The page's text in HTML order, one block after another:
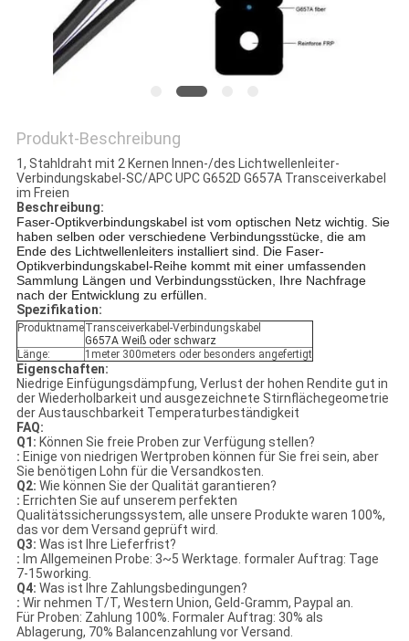
Produkt-Beschreibung
1, Stahldraht mit 2 Kernen Innen-/des Lichtwellenleiter-
Verbindungskabel-SC/APC UPC G652D G657A Transceiverkabel
im Freien
Beschreibung:
Faser-Optikverbindungskabel ist vom optischen Netz wichtig. Sie
haben selben oder verschiedene Verbindungsstücke, die am
Ende des Lichtwellenleiters installiert sind. Die Faser-
Optikverbindungskabel-Reihe kommt mit einer umfassenden
Sammlung Längen und Verbindungsstücken, Ihre Nachfrage
nach der Entwicklung zu erfüllen.
Spezifikation:
ProduktnameTransceiverkabel-Verbindungskabel
G657A Weiß oder schwarz
Länge:
1meter 300meters oder besonders angefertigt
Eigenschaften:
Niedrige Einfügungsdämpfung, Verlust der hohen Rendite gut in
der Wiederholbarkeit und ausgezeichnete Stirnflächegeometrie
der Austauschbarkeit Temperaturbeständigkeit
FAQ:
Q1: Können Sie freie Proben zur Verfügung stellen?
: Einige von niedrigen Wertproben können für Sie frei sein, aber
Sie benötigen Lohn für die Versandkosten.
Q2: Wie können Sie der Qualität garantieren?
: Errichten Sie auf unserem perfekten
Qualitätssicherungssystem, alle unsere Produkte waren 100%,
das vor dem Versand geprüft wird.
Q3: Was ist Ihre Lieferfrist?
: Im Allgemeinen Probe: 3~5 Werktage. formaler Auftrag: Tage
7-15working.
Q4: Was ist Ihre Zahlungsbedingungen?
: Wir nehmen T/T, Western Union, Geld-Gramm, Paypal an.
Für Proben: Zahlung 100%. Formaler Auftrag: 30% als
Ablagerung, 70% Balancenzahlung vor Versand.